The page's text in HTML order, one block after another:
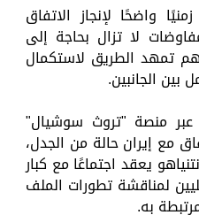
واضحًا لإنجاز الاتفاق
لا تزال بحاجة إلى
تمهد الطريق لاستكمال
بين الجانبين.
عبر منصة "تروث سوشيال"
مع إيران حالة من الجدل،
يعقد اجتماعًا مع كبار
لمناقشة تطورات الملف
به.